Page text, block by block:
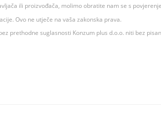
ili proizvođača, molimo obratite nam se s
Ovo ne utječe na vaša zakonska prava.
prethodne suglasnosti Konzum plus d.o.o. niti bez